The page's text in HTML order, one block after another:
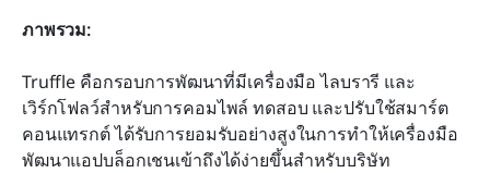
ภาพรวม:
Truffle คือกรอบการพัฒนาที่มีเครื่องมือ ไลบรารี และ
เวิร์กโฟลว์สำหรับการคอมไพล์ ทดสอบ และปรับใช้สมาร์ต
คอนแทรกต์ ได้รับการยอมรับอย่างสูงในการทำให้เครื่องมือ
พัฒนาแอปบล็อกเชนเข้าถึงได้ง่ายขึ้นสำหรับบริษัท